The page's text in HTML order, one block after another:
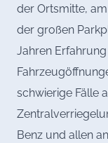
der Ortsmitte,
der großen
Jahren
schwierige Fälle
Benz und allen